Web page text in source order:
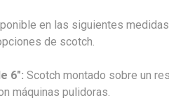
en las siguientes
de scotch.
6″: Scotch montado sobre un
máquinas pulidoras.